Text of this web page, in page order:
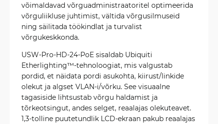
võimaldavad võrguadministraatoritel optimeerida
võrguliikluse juhtimist, vältida võrgusilmuseid
ning säilitada töökindlat ja turvalist
võrgukeskkonda.
USW-Pro-HD-24-PoE sisaldab Ubiquiti
Etherlighting™-tehnoloogiat, mis valgustab
pordid, et näidata pordi asukohta, kiirust/linkide
olekut ja algset VLAN-i/võrku. See visuaalne
tagasiside lihtsustab võrgu haldamist ja
tõrkeotsingut, andes selget, reaalajas olekuteavet.
1,3-tolline puutetundlik LCD-ekraan pakub reaalajas